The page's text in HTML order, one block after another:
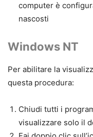
computer è
nascosti
Windows NT
Per abilitare la
questa procedura:
Chiudi tutti i
visualizzare solo il